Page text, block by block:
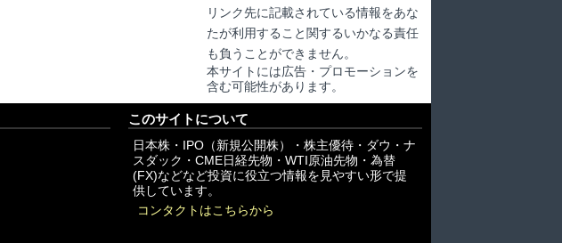
リンク先に記載されている情報をあな
たが利用すること関するいかなる責任
も負うことができません。
本サイトには広告・プロモーションを
含む可能性があります。
このサイトについて
日本株・IPO（新規公開株）・株主優待・ダウ・ナ
スダック・CME日経先物・WTI原油先物・為替
(FX)などなど投資に役立つ情報を見やすい形で提
供しています。
コンタクトはこちらから